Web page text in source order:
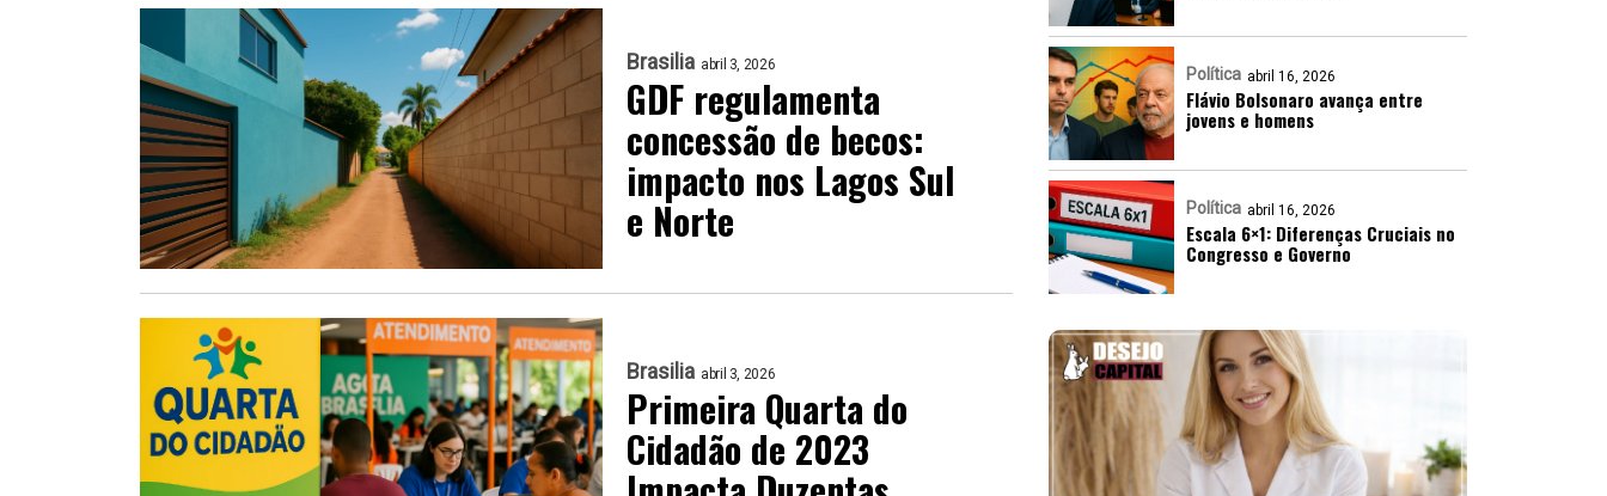
Brasilia abril 3, 2026
GDF regulamenta
concessão de becos:
impacto nos Lagos Sul
e Norte
Brasilia abril 3, 2026
Primeira Quarta do
Cidadão de 2023
Política abril 16, 2026
Flávio Bolsonaro avança entre
jovens e homens
Política abril 16, 2026
Escala 6×1: Diferenças Cruciais no
Congresso e Governo